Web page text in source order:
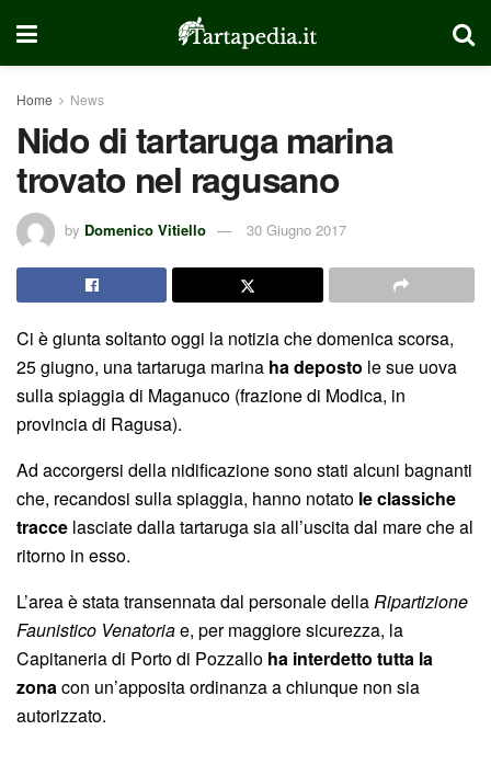
Home News
Nido di tartaruga marina
trovato nel ragusano
by Domenico Vitiello 30 Giugno 2017
Ci è giunta soltanto oggi la notizia che domenica scorsa,
25 giugno, una tartaruga marina ha deposto le sue uova
sulla spiaggia di Maganuco (frazione di Modica, in
provincia di Ragusa).
Ad accorgersi della nidificazione sono stati alcuni bagnanti
che, recandosi sulla spiaggia, hanno notato le classiche
tracce lasciate dalla tartaruga sia all’uscita dal mare che al
ritorno in esso.
L’area è stata transennata dal personale dellaRipartizione
Faunistico Venatoriae, per maggiore sicurezza, la
Capitaneria di Porto di Pozzallo ha interdetto tutta la
zonacon un’apposita ordinanza a chiunque non sia
autorizzato.